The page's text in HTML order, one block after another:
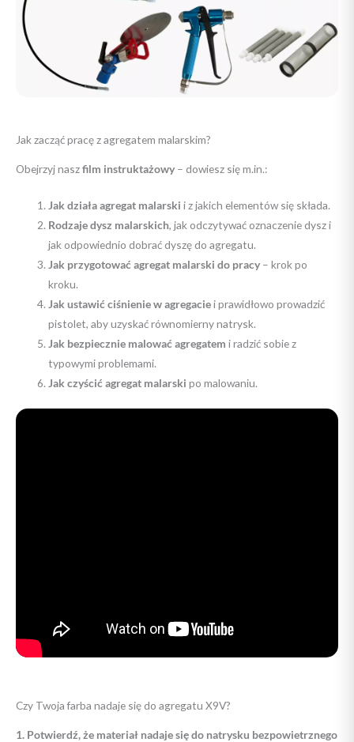
Jak zacząć pracę z agregatem malarskim?
Obejrzyj naszfilm instruktażowy – dowiesz się m.in.:
Jak działa agregat malarski i z jakich elementów się składa.
Rodzaje dysz malarskich, jak odczytywać oznaczenie dysz i
jak odpowiednio dobrać dyszę do agregatu.
Jak przygotować agregat malarski do pracy – krok po
kroku.
Jak ustawić ciśnienie w agregaciei prawidłowo prowadzić
pistolet, aby uzyskać równomierny natrysk.
Jak bezpiecznie malować agregatem i radzić sobie z
typowymi problemami.
Jak czyścić agregat malarski po malowaniu.
Czy Twoja farba nadaje się do agregatu X9V?
1. Potwierdź, że materiał nadaje się do natrysku bezpowietrznego